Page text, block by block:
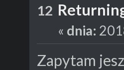
12
« dnia:
Zapytam